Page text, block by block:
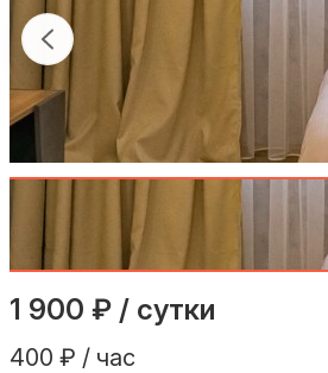
1 900 ₽ / сутки
400 ₽ / час